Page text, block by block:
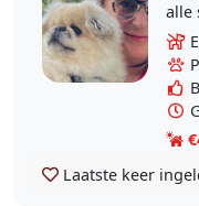
alle
ter
Laatste keer